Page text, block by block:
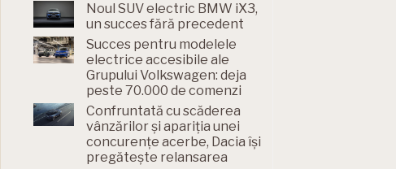
Noul SUV electric BMW iX3,
un succes fără precedent
Succes pentru modelele
electrice accesibile ale
Grupului Volkswagen: deja
peste 70.000 de comenzi
Confruntată cu scăderea
vânzărilor și apariția unei
concurențe acerbe, Dacia își
pregătește relansarea